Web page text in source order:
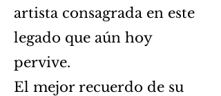
artista consagrada en este
legado que aún hoy
pervive.
El mejor recuerdo de su